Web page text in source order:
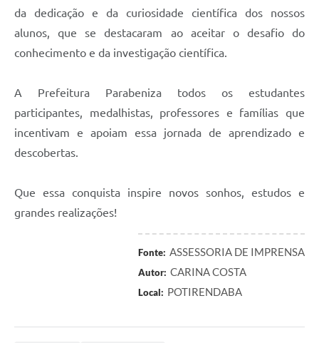
da dedicação e da curiosidade científica dos nossos
alunos, que se destacaram ao aceitar o desafio do
conhecimento e da investigação científica.
A Prefeitura Parabeniza todos os estudantes
participantes, medalhistas, professores e famílias que
incentivam e apoiam essa jornada de aprendizado e
descobertas.
Que essa conquista inspire novos sonhos, estudos e
grandes realizações!
Fonte: ASSESSORIA DE IMPRENSA
Autor: CARINA COSTA
Local: POTIRENDABA